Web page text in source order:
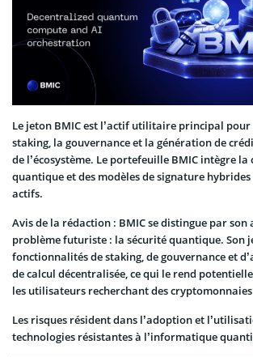
Le jeton BMIC est l’actif utilitaire principal pour
staking, la gouvernance et la génération de
de l’écosystème. Le portefeuille BMIC intègre
quantique et des modèles de signature
actifs.
Avis de la rédaction : BMIC se distingue par son
problème futuriste : la sécurité quantique. Son
fonctionnalités de staking, de gouvernance et
de calcul décentralisée, ce qui le rend
les utilisateurs recherchant des
Les risques résident dans l’adoption et
technologies résistantes à l’informatique